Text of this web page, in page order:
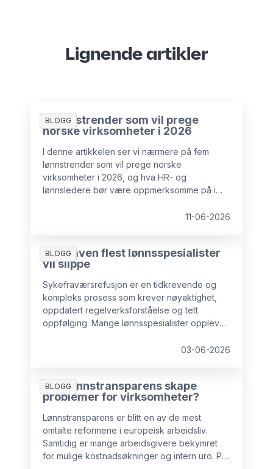
Lignende artikler
BLOGG
5 lønnstrender som vil prege
norske virksomheter i 2026
I denne artikkelen ser vi nærmere på fem
lønnstrender som vil prege norske
virksomheter i 2026, og hva HR- og
lønnsledere bør være oppmerksomme på i
11-06-2026
BLOGG
Oppgaven flest lønnsspesialister
vil slippe
Sykefraværsrefusjon er en tidkrevende og
kompleks prosess som krever nøyaktighet,
oppdatert regelverksforståelse og tett
oppfølging. Mange lønnsspesialister opplever
velger å sette bort akkurat denne oppgaven
og for å minimere risiko.
03-06-2026
BLOGG
Kan lønnstransparens skape
problemer for virksomheter?
Lønnstransparens er blitt en av de mest
omtalte reformene i europeisk arbeidsliv.
Samtidig er mange arbeidsgivere bekymret
for mulige kostnadsøkninger og intern uro. På